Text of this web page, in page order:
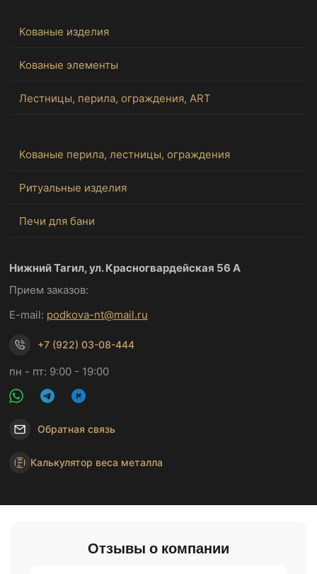
Кованые изделия
Кованые элементы
Лестницы, перила, ограждения, ART
Кованые перила, лестницы, ограждения
Ритуальные изделия
Печи для бани
Нижний Тагил, ул. Красногвардейская 56 А
Прием заказов:
E-mail: podkova-nt@mail.ru
+7 (922) 03-08-444
пн - пт: 9:00 - 19:00
Обратная связь
Калькулятор веса металла
Отзывы о компании